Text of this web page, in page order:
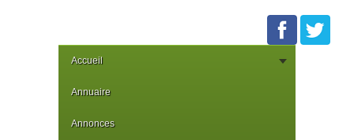
Accueil
Annuaire
Annonces